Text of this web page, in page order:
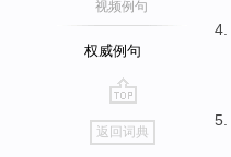
视频例句
权威例句
go
top
返回词典